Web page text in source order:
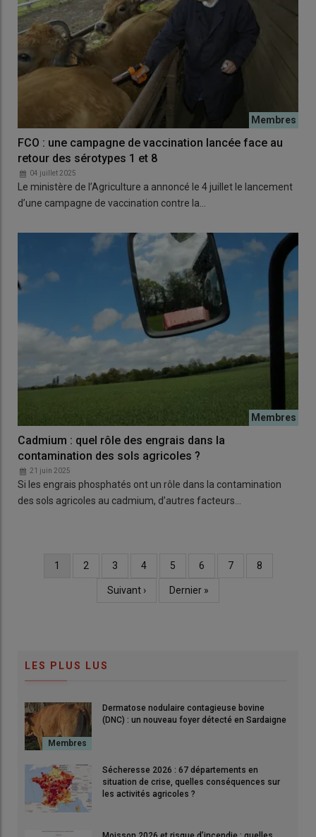
FCO : une campagne de vaccination lancée face au
retour des sérotypes 1 et 8
04 juillet 2025
Le ministère de l’Agriculture a annoncé le 4 juillet le lancement
d’une campagne de vaccination contre la…
Cadmium : quel rôle des engrais dans la
contamination des sols agricoles ?
21 juin 2025
Si les engrais phosphatés ont un rôle dans la contamination
des sols agricoles au cadmium, d’autres facteurs…
Page
1 Page
2 Page
3 Page
4 Page
5 Page
6 Page
7 Page
8
Page
Suivant ›
Dernière
Dernier »
LES PLUS LUS
Dermatose nodulaire contagieuse bovine
(DNC) : un nouveau foyer détecté en Sardaigne
Sécheresse 2026 : 67 départements en
situation de crise, quelles conséquences sur
les activités agricoles ?